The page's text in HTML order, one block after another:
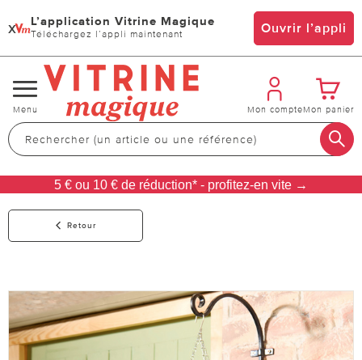
x L’application Vitrine Magique
Téléchargez l’appli maintenant Ouvrir l’appli
Changer
de
navigation
Menu Mon compteMon panier
5 € ou 10 € de réduction* - profitez-en vite →
Retour